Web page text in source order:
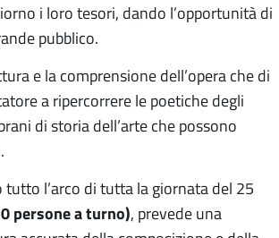
i loro tesori, dando l’opportunità di
pubblico.
e la comprensione dell’opera che di
a ripercorrere le poetiche degli
di storia dell’arte che possono
tutto l’arco di tutta la giornata del 25
persone a turno), prevede una